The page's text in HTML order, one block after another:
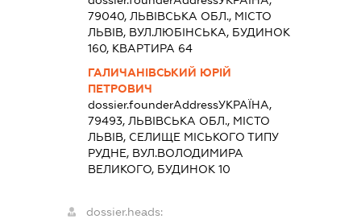
79040, ЛЬВІВСЬКА ОБЛ., МІСТО
ЛЬВІВ, ВУЛ.ЛЮБІНСЬКА, БУДИНОК
160, КВАРТИРА 64
ГАЛИЧАНІВСЬКИЙ ЮРІЙ
ПЕТРОВИЧ
dossier.founderAddressУКРАЇНА,
79493, ЛЬВІВСЬКА ОБЛ., МІСТО
ЛЬВІВ, СЕЛИЩЕ МІСЬКОГО ТИПУ
РУДНЕ, ВУЛ.ВОЛОДИМИРА
ВЕЛИКОГО, БУДИНОК 10
dossier.heads: